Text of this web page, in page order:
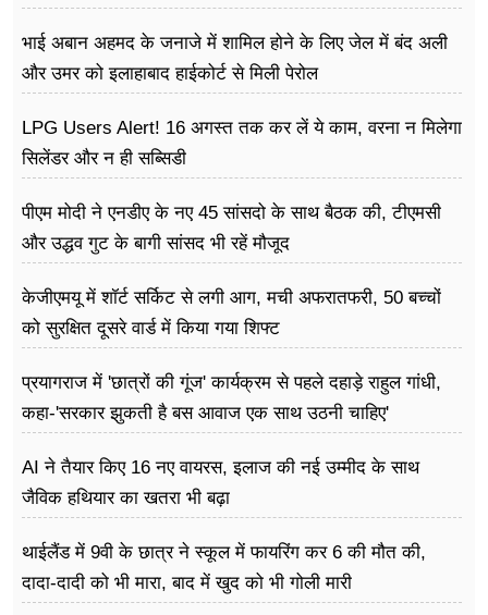
भाई अबान अहमद के जनाजे में शामिल होने के लिए जेल में बंद अली
और उमर को इलाहाबाद हाईकोर्ट से मिली पेरोल
LPG Users Alert! 16 अगस्त तक कर लें ये काम, वरना न मिलेगा
सिलेंडर और न ही सब्सिडी
पीएम मोदी ने एनडीए के नए 45 सांसदो के साथ बैठक की, टीएमसी
और उद्धव गुट के बागी सांसद भी रहें मौजूद
केजीएमयू में शॉर्ट सर्किट से लगी आग, मची अफरातफरी, 50 बच्चों
को सुरक्षित दूसरे वार्ड में किया गया शिफ्ट
प्रयागराज में 'छात्रों की गूंज' कार्यक्रम से पहले दहाड़े राहुल गांधी,
कहा-'सरकार झुकती है बस आवाज एक साथ उठनी चाहिए'
AI ने तैयार किए 16 नए वायरस, इलाज की नई उम्मीद के साथ
जैविक हथियार का खतरा भी बढ़ा
थाईलैंड में 9वी के छात्र ने स्कूल में फायरिंग कर 6 की मौत की,
दादा-दादी को भी मारा, बाद में खुद को भी गोली मारी